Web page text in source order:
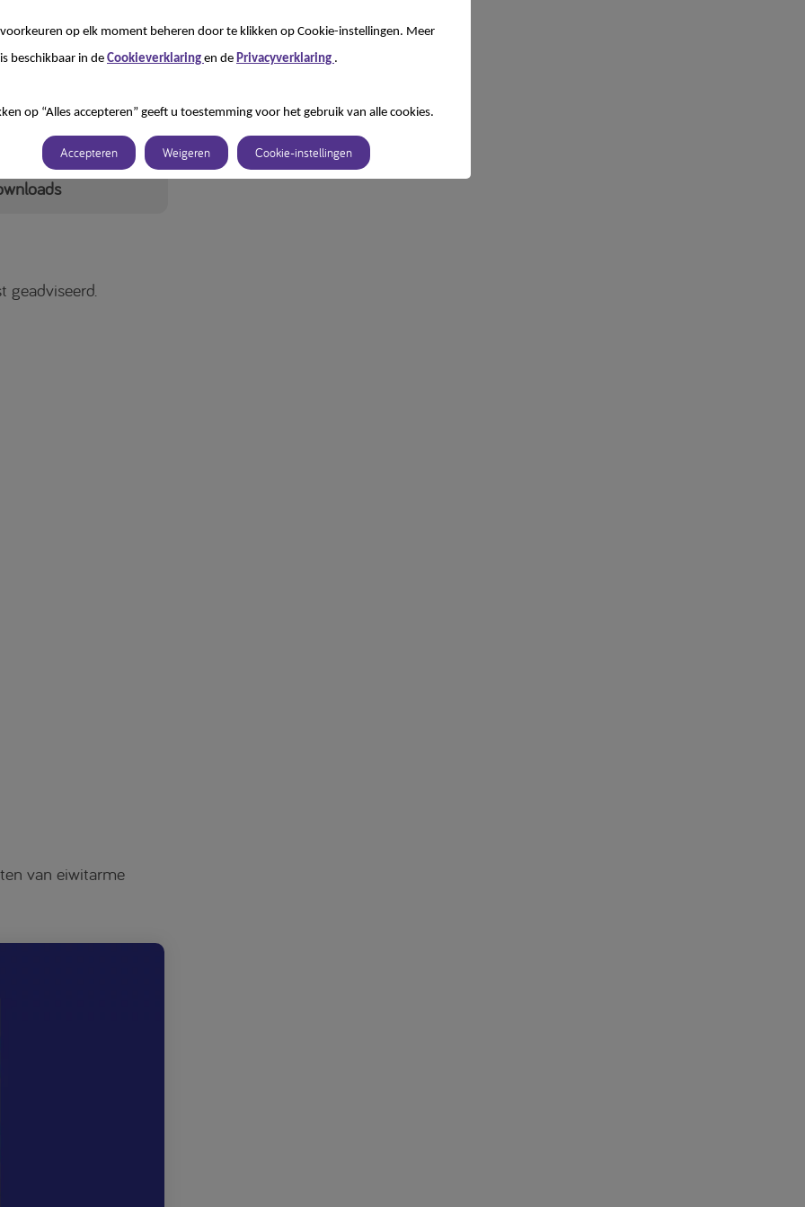
geadviseerd.
van eiwitarme
op elk moment beheren door te klikken op Cookie-instellingen. Meer
beschikbaar in de Cookieverklaring en de Privacyverklaring .
op “Alles accepteren” geeft u toestemming voor het gebruik van alle cookies.
Accepteren Weigeren Cookie-instellingen